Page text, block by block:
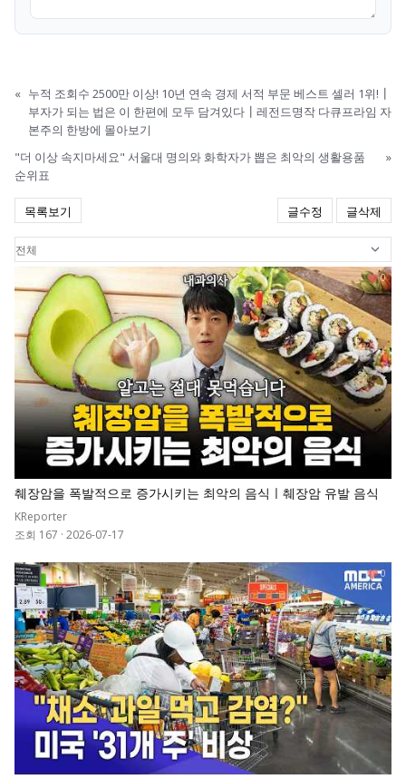
« 누적 조회수 2500만 이상! 10년 연속 경제 서적 부문 베스트 셀러 1위!┃
부자가 되는 법은 이 한편에 모두 담겨있다┃레전드명작 다큐프라임 자
본주의 한방에 몰아보기
"더 이상 속지마세요" 서울대 명의와 화학자가 뽑은 최악의 생활용품
순위표
»
목록보기 글수정 글삭제
췌장암을 폭발적으로 증가시키는 최악의 음식ㅣ췌장암 유발 음식
KReporter
조회 167 · 2026-07-17
0
0